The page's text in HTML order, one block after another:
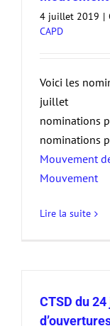
4 juillet 2019 |
CAPD
Voici les
juillet
nominations
nominations
Mouvement
Mouvement
Lire la suite
CTSD du